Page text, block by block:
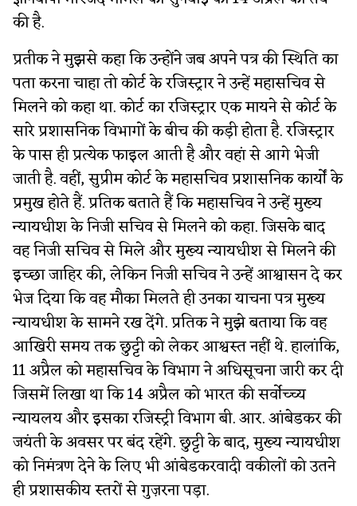
की है.
प्रतीक ने मुझसे कहा कि उन्होंने जब अपने पत्र की स्थिति का
पता करना चाहा तो कोर्ट के रजिस्ट्रार ने उन्हें महासचिव से
मिलने को कहा था. कोर्ट का रजिस्ट्रार एक मायने से कोर्ट के
सारे प्रशासनिक विभागों के बीच की कड़ी होता है. रजिस्ट्रार
के पास ही प्रत्येक फाइल आती है और वहां से आगे भेजी
जाती है. वहीं, सुप्रीम कोर्ट के महासचिव प्रशासनिक कार्यों के
प्रमुख होते हैं. प्रतिक बताते हैं कि महासचिव ने उन्हें मुख्य
न्यायधीश के निजी सचिव से मिलने को कहा. जिसके बाद
वह निजी सचिव से मिले और मुख्य न्यायधीश से मिलने की
इच्छा जाहिर की, लेकिन निजी सचिव ने उन्हें आश्वासन दे कर
भेज दिया कि वह मौका मिलते ही उनका याचना पत्र मुख्य
न्यायधीश के सामने रख देंगे. प्रतिक ने मुझे बताया कि वह
आखिरी समय तक छुट्टी को लेकर आश्वस्त नहीं थे. हालांकि,
11 अप्रैल को महासचिव के विभाग ने अधिसूचना जारी कर दी
जिसमें लिखा था कि 14 अप्रैल को भारत की सर्वोच्च्य
न्यायलय और इसका रजिस्ट्री विभाग बी. आर. आंबेडकर की
जयंती के अवसर पर बंद रहेंगे. छुट्टी के बाद, मुख्य न्यायधीश
को निमंत्रण देने के लिए भी आंबेडकरवादी वकीलों को उतने
ही प्रशासकीय स्तरों से गुज़रना पड़ा.